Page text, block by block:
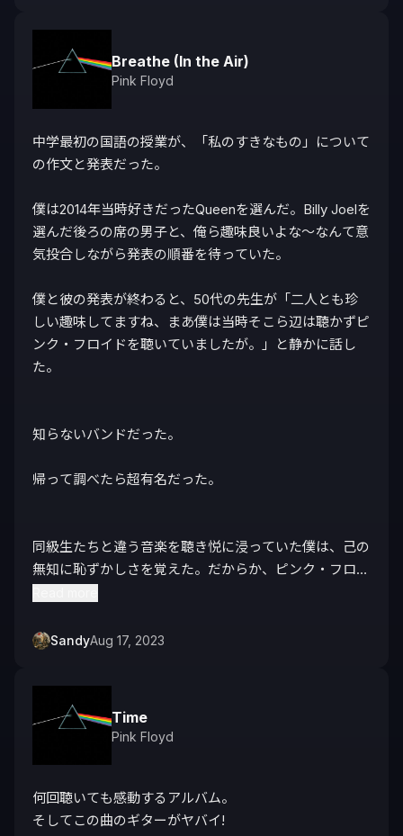
Breathe (In the Air)
Pink Floyd
中学最初の国語の授業が、「私のすきなもの」について
の作文と発表だった。
僕は2014年当時好きだったQueenを選んだ。Billy Joelを
選んだ後ろの席の男子と、俺ら趣味良いよな〜なんて意
気投合しながら発表の順番を待っていた。
僕と彼の発表が終わると、50代の先生が「二人とも珍
しい趣味してますね、まあ僕は当時そこら辺は聴かずピ
ンク・フロイドを聴いていましたが。」と静かに話し
た。
知らないバンドだった。
帰って調べたら超有名だった。
同級生たちと違う音楽を聴き悦に浸っていた僕は、己の
無知に恥ずかしさを覚えた。だからか、ピンク・フロイ
SandyAug 17, 2023
Time
Pink Floyd
何回聴いても感動するアルバム。
そしてこの曲のギターがヤバイ!